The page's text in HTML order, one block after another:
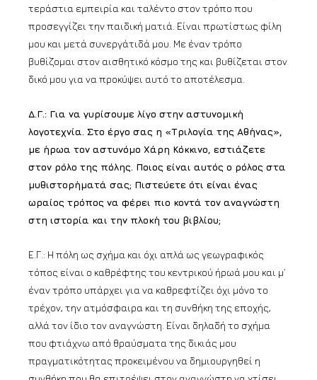
τεράστια εμπειρία και ταλέντο στον τρόπο που
προσεγγίζει την παιδική ματιά. Είναι πρωτίστως φίλη
μου και μετά συνεργάτιδά μου. Με έναν τρόπο
βυθίζομαι στον αισθητικό κόσμο της και βυθίζεται στον
δικό μου για να προκύψει αυτό το αποτέλεσμα.
Δ.Γ.: Για να γυρίσουμε λίγο στην αστυνομική
λογοτεχνία. Στο έργο σας η «Τριλογία της Αθήνας»,
με ήρωα τον αστυνόμο Χάρη Κόκκινο, εστιάζετε
στον ρόλο της πόλης. Ποιος είναι αυτός ο ρόλος στα
μυθιστορήματά σας; Πιστεύετε ότι είναι ένας
ωραίος τρόπος να φέρει πιο κοντά τον αναγνώστη
στη ιστορία και την πλοκή του βιβλίου;
Ε.Γ.: Η πόλη ως σχήμα και όχι απλά ως γεωγραφικός
τόπος είναι ο καθρέφτης του κεντρικού ήρωά μου και μ’
έναν τρόπο υπάρχει για να καθρεφτίζει όχι μόνο το
τρέχον, την ατμόσφαιρα και τη συνθήκη της εποχής,
αλλά τον ίδιο τον αναγνώστη. Είναι δηλαδή το σχήμα
που φτιάχνω από θραύσματα της δικιάς μου
πραγματικότητας προκειμένου να δημιουργηθεί η